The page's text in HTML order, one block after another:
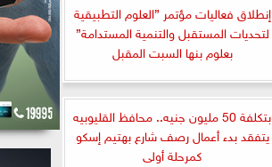
إنطلاق فعاليات مؤتمر ”العلوم التطبيقية
لتحديات المستقبل والتنمية المستدامة”
بعلوم بنها السبت المقبل
بتكلفة 50 مليون جنيه.. محافظ القليوبيه
يتفقد بدء أعمال رصف شارع بهتيم إسكو
كمرحلة أولى